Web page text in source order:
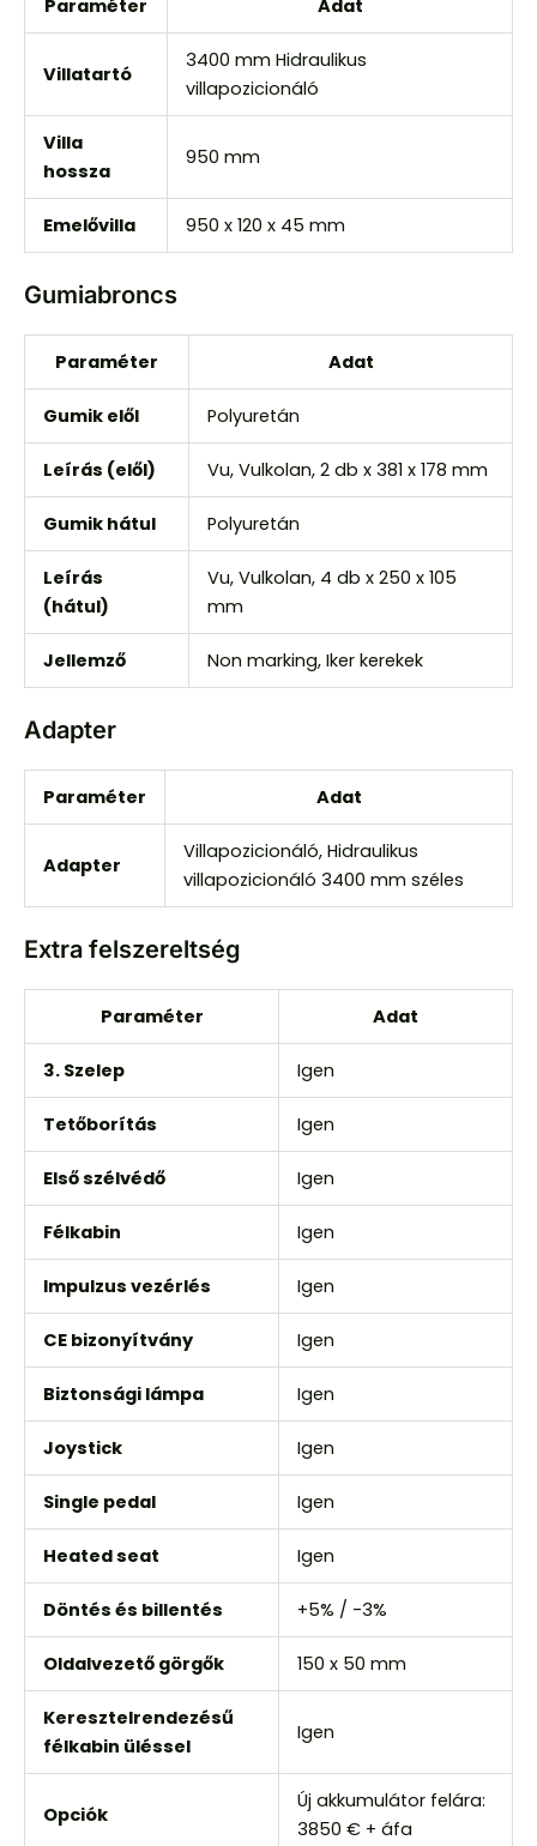
Paraméter Adat
Villatartó
3400 mm Hidraulikus
villapozicionáló
Villa
hossza
950 mm
Emelővilla 950 x 120 x 45 mm
Gumiabroncs
Paraméter Adat
Gumik elől Polyuretán
Leírás (elől) Vu, Vulkolan, 2 db x 381 x 178 mm
Gumik hátul Polyuretán
Leírás
(hátul)
Vu, Vulkolan, 4 db x 250 x 105
mm
Jellemző Non marking, Iker kerekek
Adapter
Paraméter Adat
Adapter
Villapozicionáló, Hidraulikus
villapozicionáló 3400 mm széles
Extra felszereltség
Paraméter Adat
3. Szelep Igen
Tetőborítás Igen
Első szélvédő Igen
Félkabin Igen
Impulzus vezérlés Igen
CE bizonyítvány Igen
Biztonsági lámpa Igen
Joystick Igen
Single pedal Igen
Heated seat Igen
Döntés és billentés +5% / -3%
Oldalvezető görgők 150 x 50 mm
Keresztelrendezésű
félkabin üléssel
Igen
Opciók
Új akkumulátor felára:
3850 € + áfa